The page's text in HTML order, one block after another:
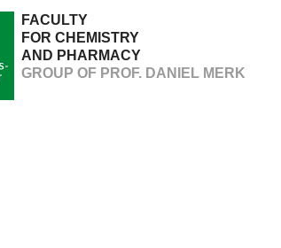
FACULTY
FOR CHEMISTRY
AND PHARMACY
GROUP OF PROF. DANIEL MERK